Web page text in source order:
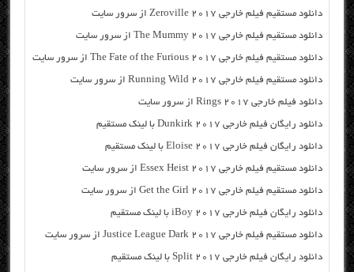
دانلود مستقیم فیلم خارجی Zeroville 2017 از سرور سایت
دانلود مستقیم فیلم خارجی The Mummy 2017 از سرور سایت
دانلود مستقیم فیلم خارجی The Fate of the Furious 2017 از سرور سایت
دانلود مستقیم فیلم خارجی Running Wild 2017 از سرور سایت
دانلود فیلم خارجی Rings 2017 از سرور سایت
دانلود رایگان فیلم خارجی Dunkirk 2017 با لینک مستقیم
دانلود رایگان فیلم خارجی Eloise 2017 با لینک مستقیم
دانلود مستقیم فیلم خارجی Essex Heist 2017 از سرور سایت
دانلود مستقیم فیلم خارجی Get the Girl 2017 از سرور سایت
دانلود رایگان فیلم خارجی iBoy 2017 با لینک مستقیم
دانلود مستقیم فیلم خارجی Justice League Dark 2017 از سرور سایت
دانلود رایگان فیلم خارجی Split 2017 با لینک مستقیم